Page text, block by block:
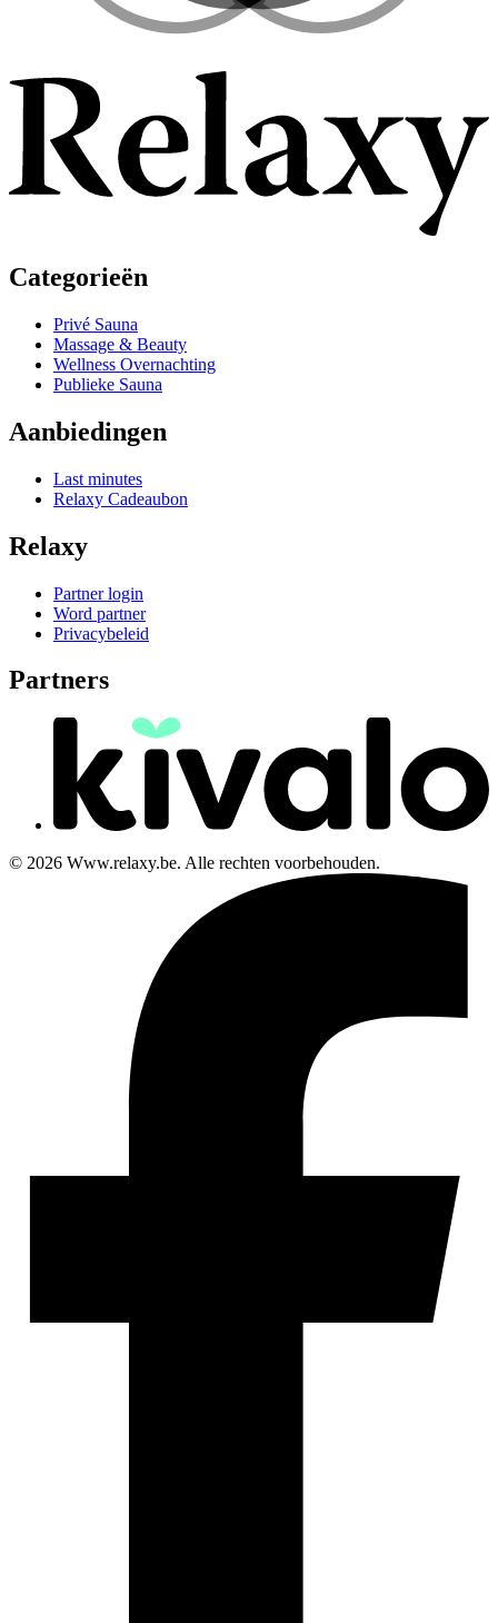
Categorieën
Privé Sauna
Massage & Beauty
Wellness Overnachting
Publieke Sauna
Aanbiedingen
Last minutes
Relaxy Cadeaubon
Relaxy
Partner login
Word partner
Privacybeleid
Partners
© 2026 Www.relaxy.be. Alle rechten voorbehouden.